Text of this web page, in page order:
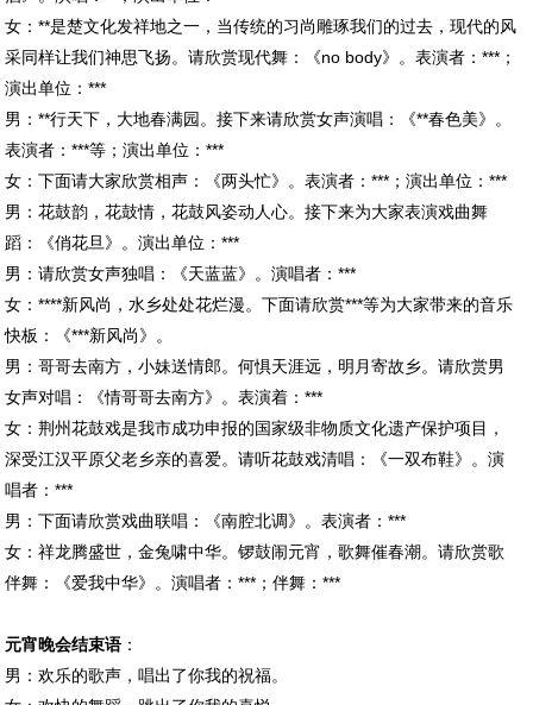
女：**是楚文化发祥地之一，当传统的习尚雕琢我们的过去，现代的风
采同样让我们神思飞扬。请欣赏现代舞：《no body》。表演者：***；
演出单位：***
男：**行天下，大地春满园。接下来请欣赏女声演唱：《**春色美》。
表演者：***等；演出单位：***
女：下面请大家欣赏相声：《两头忙》。表演者：***；演出单位：***
男：花鼓韵，花鼓情，花鼓风姿动人心。接下来为大家表演戏曲舞
蹈：《俏花旦》。演出单位：***
男：请欣赏女声独唱：《天蓝蓝》。演唱者：***
女：****新风尚，水乡处处花烂漫。下面请欣赏***等为大家带来的音乐
快板：《***新风尚》。
男：哥哥去南方，小妹送情郎。何惧天涯远，明月寄故乡。请欣赏男
女声对唱：《情哥哥去南方》。表演着：***
女：荆州花鼓戏是我市成功申报的国家级非物质文化遗产保护项目，
深受江汉平原父老乡亲的喜爱。请听花鼓戏清唱：《一双布鞋》。演
唱者：***
男：下面请欣赏戏曲联唱：《南腔北调》。表演者：***
女：祥龙腾盛世，金兔啸中华。锣鼓闹元宵，歌舞催春潮。请欣赏歌
伴舞：《爱我中华》。演唱者：***；伴舞：***
元宵晚会结束语：
男：欢乐的歌声，唱出了你我的祝福。